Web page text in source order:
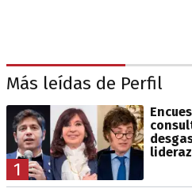
Más leídas de Perfil
1